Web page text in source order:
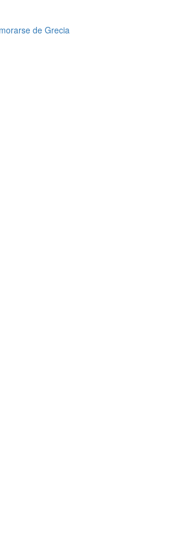
de Grecia